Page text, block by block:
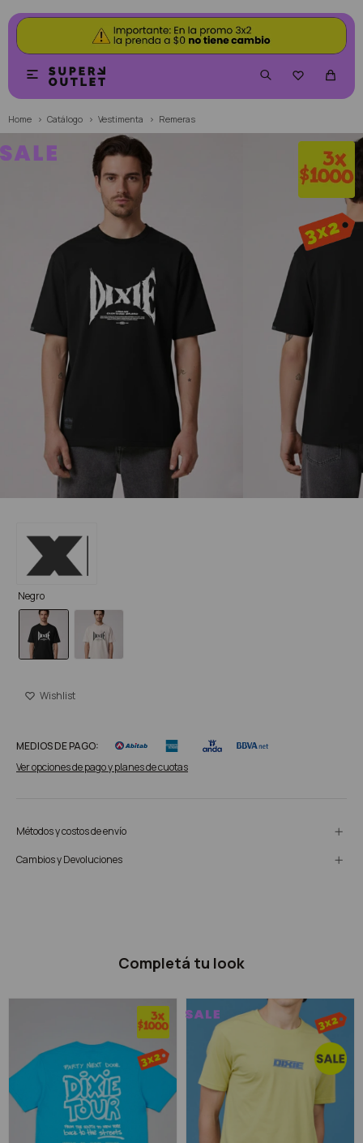


Home Catálogo Vestimenta Remeras
Negro
MEDIOS DE PAGO:
Ver opciones de pago y planes de cuotas
Métodos y costos de envío
Cambios y Devoluciones
Completá tu look